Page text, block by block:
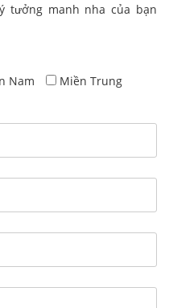
tưởng manh nha của bạn
Nam Miền Trung